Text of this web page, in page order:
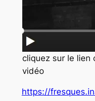
cliquez sur le lien
vidéo
https://